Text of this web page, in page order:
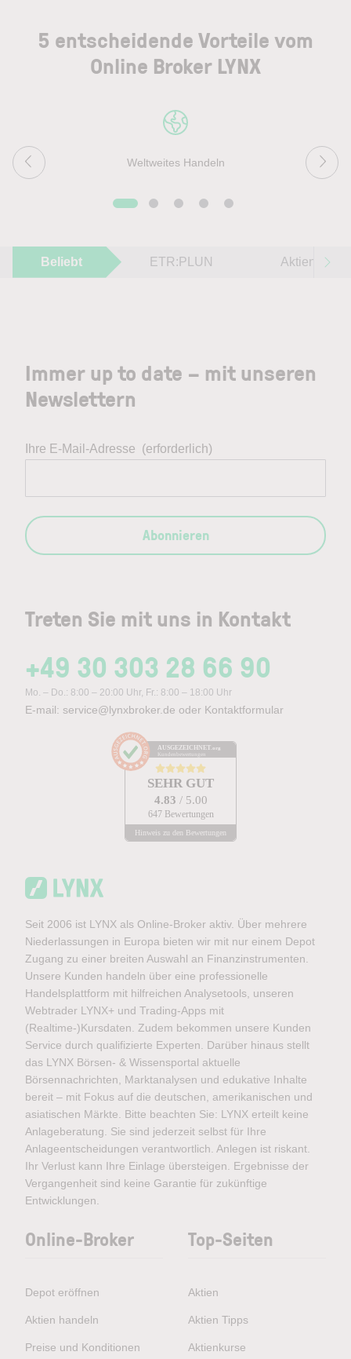
5 entscheidende Vorteile vom
Online Broker LYNX
Weltweites Handeln
Beliebt ETR:PLUN Aktien im
Treten Sie mit uns in Kontakt
+49 30 303 28 66 90
Mo. – Do.: 8:00 – 20:00 Uhr, Fr.: 8:00 – 18:00 Uhr
E-mail: service@lynxbroker.de oder Kontaktformular
AUSGEZEICHNET .org
Kundenbewertungen
SEHR GUT
4.83 / 5.00
647 Bewertungen
Hinweis zu den Bewertungen
Immer up to date – mit unseren
Newslettern
Ihre E-Mail-Adresse (erforderlich)
Abonnieren
Seit 2006 ist LYNX als Online-Broker aktiv. Über mehrere
Niederlassungen in Europa bieten wir mit nur einem Depot
Zugang zu einer breiten Auswahl an Finanzinstrumenten.
Unsere Kunden handeln über eine professionelle
Handelsplattform mit hilfreichen Analysetools, unseren
Webtrader LYNX+ und Trading-Apps mit
(Realtime-)Kursdaten. Zudem bekommen unsere Kunden
Service durch qualifizierte Experten. Darüber hinaus stellt
das LYNX Börsen- & Wissensportal aktuelle
Börsennachrichten, Marktanalysen und edukative Inhalte
bereit – mit Fokus auf die deutschen, amerikanischen und
asiatischen Märkte. Bitte beachten Sie: LYNX erteilt keine
Anlageberatung. Sie sind jederzeit selbst für Ihre
Anlageentscheidungen verantwortlich. Anlegen ist riskant.
Ihr Verlust kann Ihre Einlage übersteigen. Ergebnisse der
Vergangenheit sind keine Garantie für zukünftige
Entwicklungen.
Online-Broker
Depot eröffnen
Aktien handeln
Preise und Konditionen
Top-Seiten
Aktien
Aktien Tipps
Aktienkurse